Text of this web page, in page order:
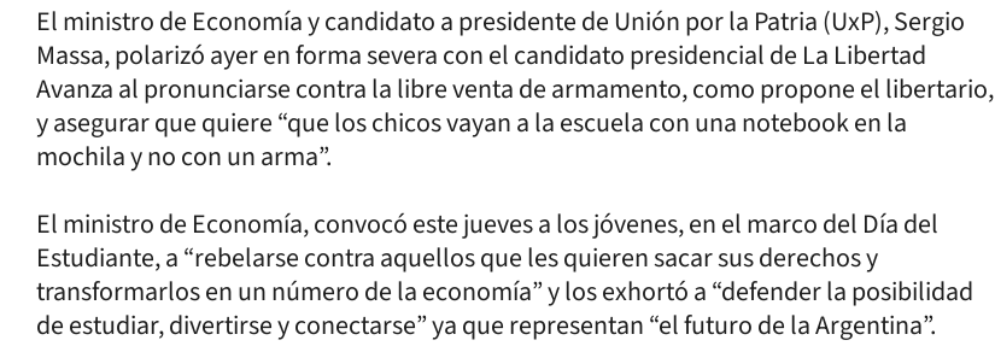
El ministro de Economía y candidato a presidente de Unión por la Patria (UxP), Sergio
Massa, polarizó ayer en forma severa con el candidato presidencial de La Libertad
Avanza al pronunciarse contra la libre venta de armamento, como propone el libertario,
y asegurar que quiere “que los chicos vayan a la escuela con una notebook en la
mochila y no con un arma”.
El ministro de Economía, convocó este jueves a los jóvenes, en el marco del Día del
Estudiante, a “rebelarse contra aquellos que les quieren sacar sus derechos y
transformarlos en un número de la economía” y los exhortó a “defender la posibilidad
de estudiar, divertirse y conectarse” ya que representan “el futuro de la Argentina”.